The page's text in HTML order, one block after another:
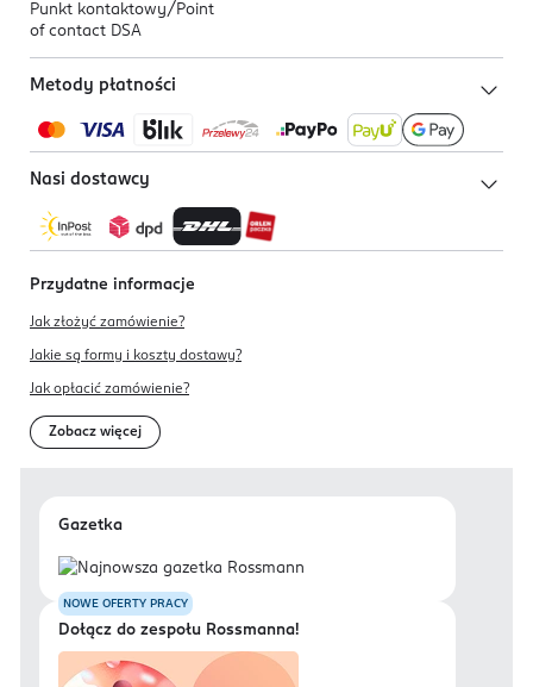
Punkt kontaktowy/ Point
of contact DSA
Metody płatności
Nasi dostawcy
Przydatne informacje
Jak złożyć zamówienie?
Jakie są formy i koszty dostawy?
Jak opłacić zamówienie?
Zobacz więcej
Gazetka
NOWE OFERTY PRACY
Dołącz do zespołu Rossmanna!